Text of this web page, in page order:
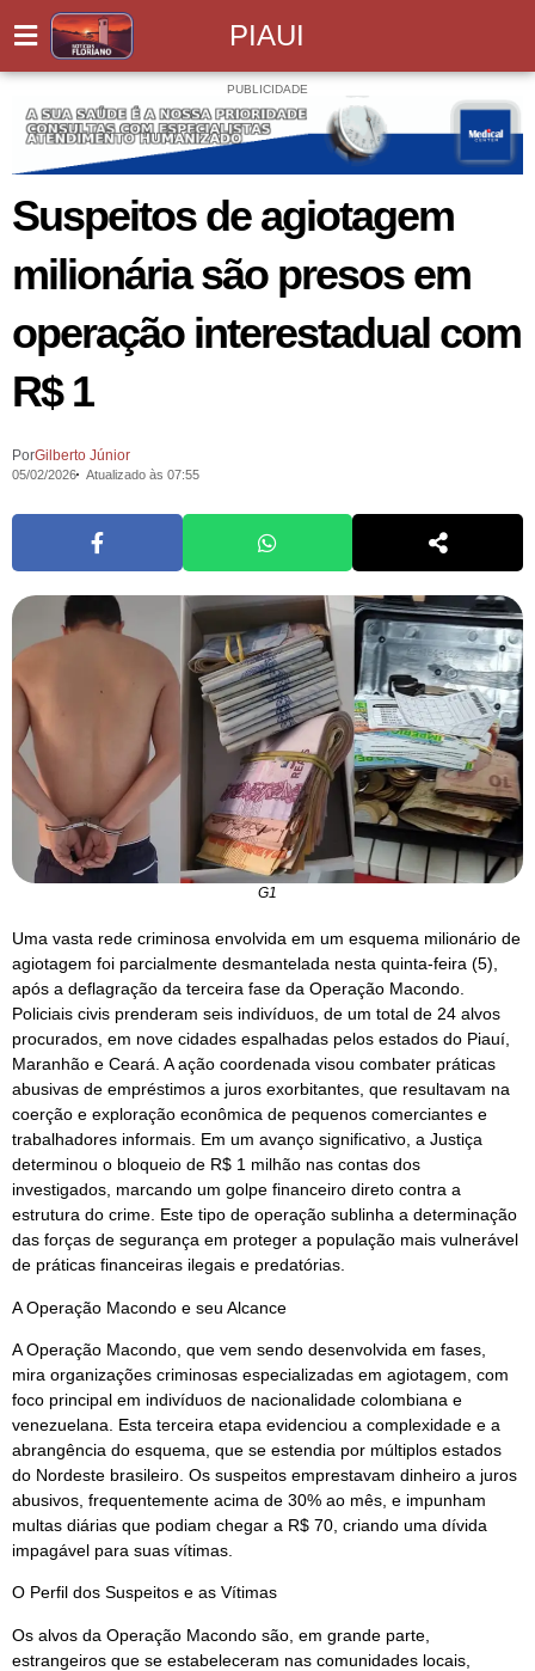
PIAUI
PUBLICIDADE
Suspeitos de agiotagem
milionária são presos em
operação interestadual com
R$ 1
PorGilberto Júnior
05/02/2026 Atualizado às 07:55
G1
Uma vasta rede criminosa envolvida em um esquema milionário de
agiotagem foi parcialmente desmantelada nesta quinta-feira (5),
após a deflagração da terceira fase da Operação Macondo.
Policiais civis prenderam seis indivíduos, de um total de 24 alvos
procurados, em nove cidades espalhadas pelos estados do Piauí,
Maranhão e Ceará. A ação coordenada visou combater práticas
abusivas de empréstimos a juros exorbitantes, que resultavam na
coerção e exploração econômica de pequenos comerciantes e
trabalhadores informais. Em um avanço significativo, a Justiça
determinou o bloqueio de R$ 1 milhão nas contas dos
investigados, marcando um golpe financeiro direto contra a
estrutura do crime. Este tipo de operação sublinha a determinação
das forças de segurança em proteger a população mais vulnerável
de práticas financeiras ilegais e predatórias.
A Operação Macondo e seu Alcance
A Operação Macondo, que vem sendo desenvolvida em fases,
mira organizações criminosas especializadas em agiotagem, com
foco principal em indivíduos de nacionalidade colombiana e
venezuelana. Esta terceira etapa evidenciou a complexidade e a
abrangência do esquema, que se estendia por múltiplos estados
do Nordeste brasileiro. Os suspeitos emprestavam dinheiro a juros
abusivos, frequentemente acima de 30% ao mês, e impunham
multas diárias que podiam chegar a R$ 70, criando uma dívida
impagável para suas vítimas.
O Perfil dos Suspeitos e as Vítimas
Os alvos da Operação Macondo são, em grande parte,
estrangeiros que se estabeleceram nas comunidades locais,